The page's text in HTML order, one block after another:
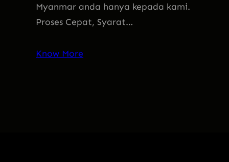
Myanmar anda hanya kepada kami.
Proses Cepat, Syarat…
Know More